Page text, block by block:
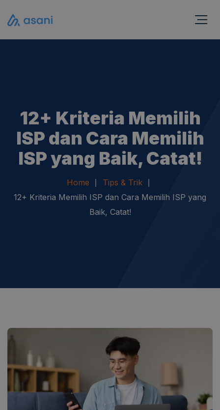
12+ Kriteria Memilih
ISP dan Cara Memilih
ISP yang Baik, Catat!
Home
Tips & Trik
12+ Kriteria Memilih ISP dan Cara Memilih ISP yang
Baik, Catat!